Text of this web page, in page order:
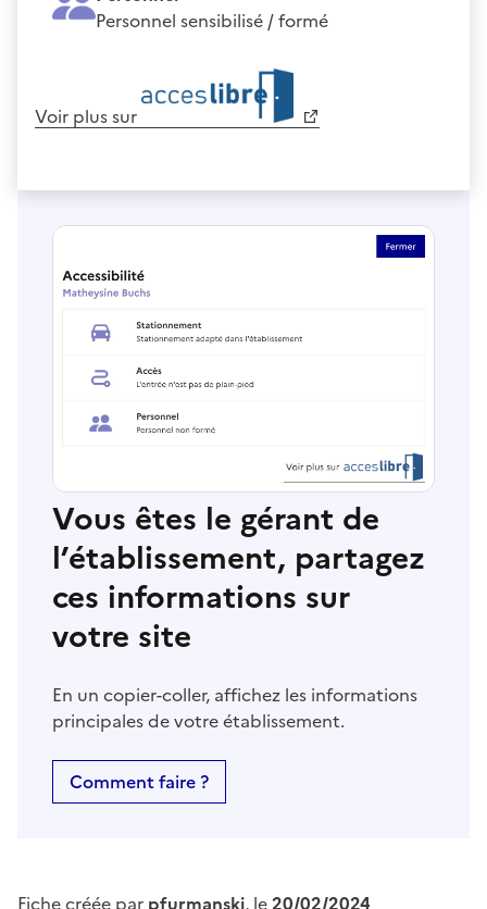
Personnel sensibilisé / formé
Voir plus sur
Vous êtes le gérant de
l’établissement, partagez
ces informations sur
votre site
En un copier-coller, affichez les informations
principales de votre établissement.
Comment faire ?